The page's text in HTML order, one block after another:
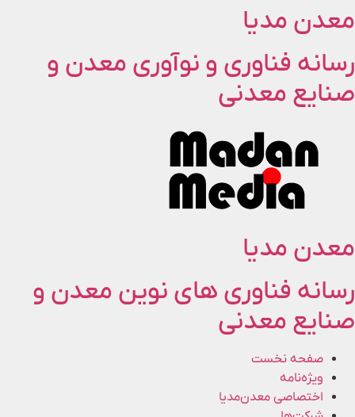
پرش
محتوا
معدن مدیا
رسانه فناوری و نوآوری معدن و
صنایع معدنی
معدن مدیا
رسانه فناوری های نوین معدن و
صنایع معدنی
صفحه نخست
ویژه‌نامه
اختصاصی معدن‌مدیا